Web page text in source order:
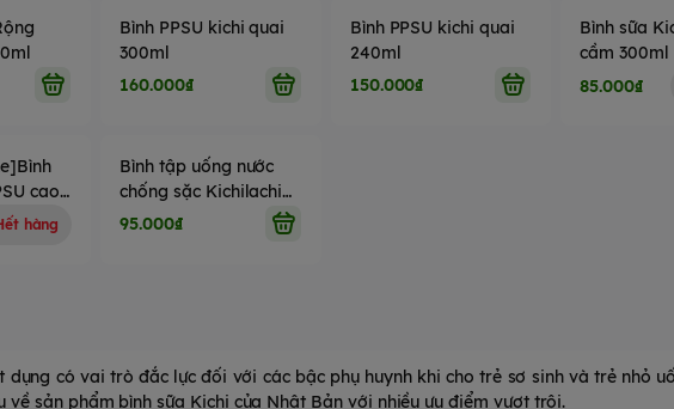
Bình PPSU kichi quai
300ml
160.000₫
Bình PPSU kichi quai
240ml
150.000₫
Bình sữa
cầm 300ml
85.000₫
cao
hàng
Bình tập uống nước
chống sặc Kichilachi
Kichi 220ml (> 6
95.000₫
dụng có vai trò đắc lực đối với các bậc phụ huynh khi cho trẻ sơ sinh và trẻ nhỏ
về sản phẩm bình sữa Kichi của Nhật Bản với nhiều ưu điểm vượt trội.